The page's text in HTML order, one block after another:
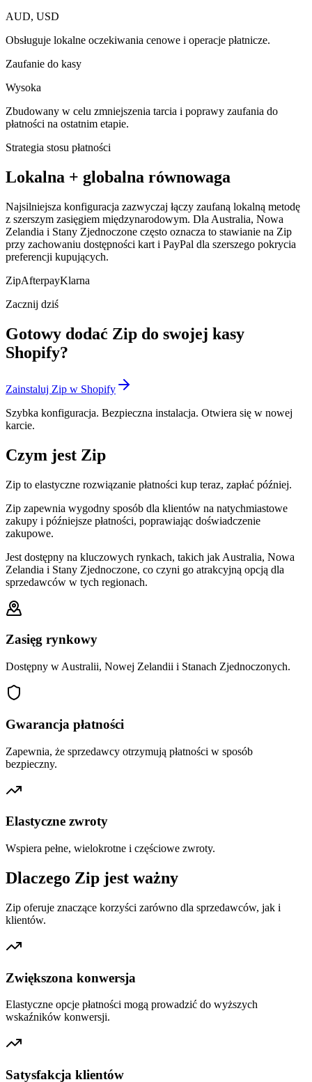
AUD, USD
Obsługuje lokalne oczekiwania cenowe i operacje płatnicze.
Zaufanie do kasy
Wysoka
Zbudowany w celu zmniejszenia tarcia i poprawy zaufania do
płatności na ostatnim etapie.
Strategia stosu płatności
Lokalna + globalna równowaga
Najsilniejsza konfiguracja zazwyczaj łączy zaufaną lokalną metodę
z szerszym zasięgiem międzynarodowym. Dla Australia, Nowa
Zelandia i Stany Zjednoczone często oznacza to stawianie na Zip
przy zachowaniu dostępności kart i PayPal dla szerszego pokrycia
preferencji kupujących.
ZipAfterpayKlarna
Zacznij dziś
Gotowy dodać Zip do swojej kasy
Shopify?
Zainstaluj Zip w Shopify
Szybka konfiguracja. Bezpieczna instalacja. Otwiera się w nowej
karcie.
Czym jest Zip
Zip to elastyczne rozwiązanie płatności kup teraz, zapłać później.
Zip zapewnia wygodny sposób dla klientów na natychmiastowe
zakupy i późniejsze płatności, poprawiając doświadczenie
zakupowe.
Jest dostępny na kluczowych rynkach, takich jak Australia, Nowa
Zelandia i Stany Zjednoczone, co czyni go atrakcyjną opcją dla
sprzedawców w tych regionach.
Zasięg rynkowy
Dostępny w Australii, Nowej Zelandii i Stanach Zjednoczonych.
Gwarancja płatności
Zapewnia, że sprzedawcy otrzymują płatności w sposób
bezpieczny.
Elastyczne zwroty
Wspiera pełne, wielokrotne i częściowe zwroty.
Dlaczego Zip jest ważny
Zip oferuje znaczące korzyści zarówno dla sprzedawców, jak i
klientów.
Zwiększona konwersja
Elastyczne opcje płatności mogą prowadzić do wyższych
wskaźników konwersji.
Satysfakcja klientów